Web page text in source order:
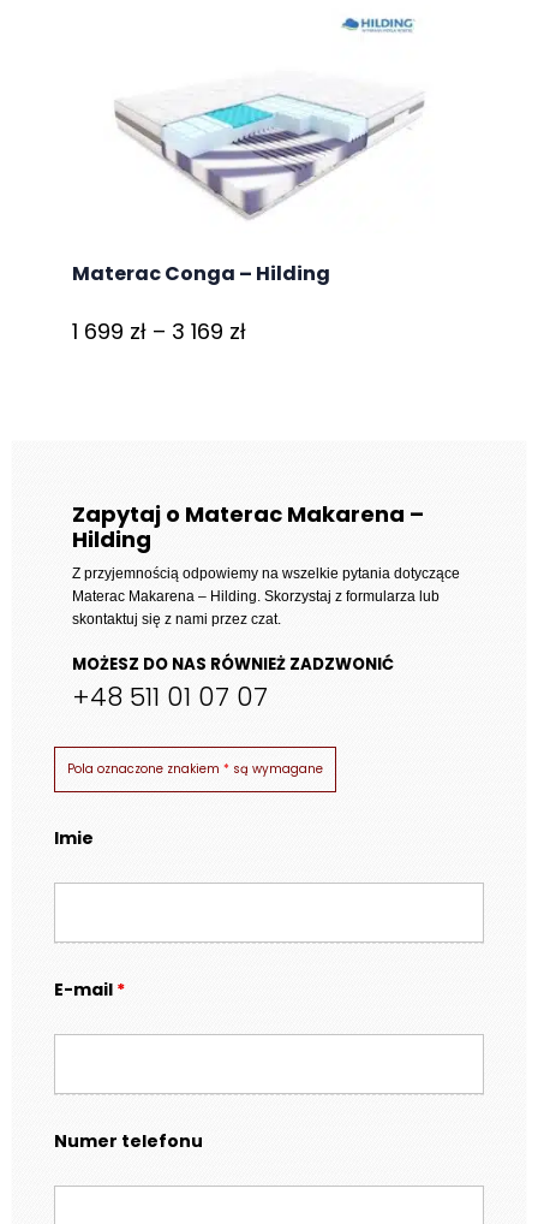
3
999 zł
Materac Conga – Hilding
1 699 zł – 3 169 złZakres
do
169 zł
Zapytaj o Materac Makarena –
Hilding
Z przyjemnością odpowiemy na wszelkie pytania dotyczące
Materac Makarena – Hilding. Skorzystaj z formularza lub
skontaktuj się z nami przez czat.
MOŻESZ DO NAS RÓWNIEŻ ZADZWONIĆ
+48 511 01 07 07
Pola oznaczone znakiem * są wymagane
Imie
E-mail *
Numer telefonu